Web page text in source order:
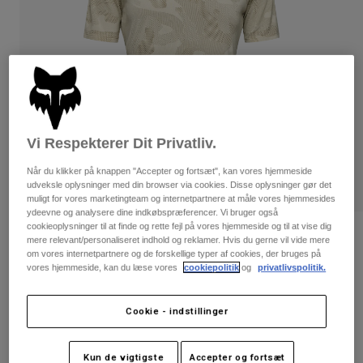
Bukser
Shorts
Jakker
Handsker
Beskyttelser
Briller
Sokker
Bukser
Handsker
Jakker
Protections
Briller
Sokker
Tasker & tilbehør
Spare parts
Se alle
Women
T-Shirts & Tops
Hoodies og sweatre
Jakker
Bukser & Shorts
Shirts
Socks
Se alle
Helmets
Jerseys
Pants
Boots
Guards
Bewertungen
Women's Ranger TruDri®-trøje
Price reduced from
to269,4 kr 40% OFF
Vi Respekterer Dit Privatliv.
Når du klikker på knappen "Accepter og fortsæt", kan vores hjemmeside
udveksle oplysninger med din browser via cookies. Disse oplysninger gør det
muligt for vores marketingteam og internetpartnere at måle vores hjemmesides
ydeevne og analysere dine indkøbspræferencer. Vi bruger også
cookieoplysninger til at finde og rette fejl på vores hjemmeside og til at vise dig
mere relevant/personaliseret indhold og reklamer. Hvis du gerne vil vide mere
om vores internetpartnere og de forskellige typer af cookies, der bruges på
vores hjemmeside, kan du læse vores
cookiepolitik og privatlivspolitik.
Cookie - indstillinger
Kun de vigtigste Accepter og fortsæt